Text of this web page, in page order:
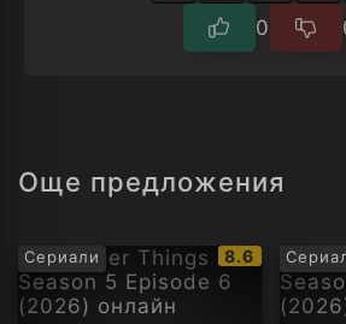
0
Още предложения
Сериали
IMDb
рейтинг:
8.6